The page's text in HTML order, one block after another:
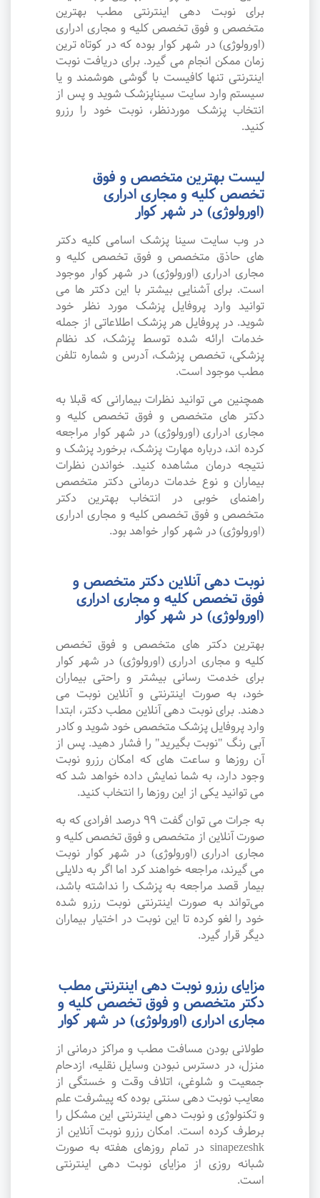
برای نوبت دهی اینترنتی مطب بهترین
متخصص و فوق تخصص کلیه و مجاری ادراری
(اورولوژی) در شهر کوار بوده که در کوتاه ترین
زمان ممکن انجام می گیرد. برای دریافت نوبت
اینترنتی تنها کافیست با گوشی هوشمند و یا
سیستم وارد سایت سیناپزشک شوید و پس از
انتخاب پزشک موردنظر، نوبت خود را رزرو
کنید.
لیست بهترین متخصص و فوق
تخصص کلیه و مجاری ادراری
(اورولوژی) در شهر کوار
در وب سایت سینا پزشک اسامی کلیه دکتر
های حاذق متخصص و فوق تخصص کلیه و
مجاری ادراری (اورولوژی) در شهر کوار موجود
است. برای آشنایی بیشتر با این دکتر ها می
توانید وارد پروفایل پزشک مورد نظر خود
شوید. در پروفایل هر پزشک اطلاعاتی از جمله
خدمات ارائه شده توسط پزشک، کد نظام
پزشکی، تخصص پزشک، آدرس و شماره تلفن
مطب موجود است.
همچنین می توانید نظرات بیمارانی که قبلا به
دکتر های متخصص و فوق تخصص کلیه و
مجاری ادراری (اورولوژی) در شهر کوار مراجعه
کرده اند، درباره مهارت پزشک، برخورد پزشک و
نتیجه درمان مشاهده کنید. خواندن نظرات
بیماران و نوع خدمات درمانی دکتر متخصص
راهنمای خوبی در انتخاب بهترین دکتر
متخصص و فوق تخصص کلیه و مجاری ادراری
(اورولوژی) در شهر کوار خواهد بود.
نوبت دهی آنلاین دکتر متخصص و
فوق تخصص کلیه و مجاری ادراری
(اورولوژی) در شهر کوار
بهترین دکتر های متخصص و فوق تخصص
کلیه و مجاری ادراری (اورولوژی) در شهر کوار
برای خدمت رسانی بیشتر و راحتی بیماران
خود، به صورت اینترنتی و آنلاین نوبت می
دهند. برای نوبت دهی آنلاین مطب دکتر، ابتدا
وارد پروفایل پزشک متخصص خود شوید و کادر
آبی رنگ "نوبت بگیرید" را فشار دهید. پس از
آن روزها و ساعت های که امکان رزرو نوبت
وجود دارد، به شما نمایش داده خواهد شد که
می توانید یکی از این روزها را انتخاب کنید.
به جرات می‌ توان گفت ۹۹ درصد افرادی که به
صورت آنلاین از متخصص و فوق تخصص کلیه و
مجاری ادراری (اورولوژی) در شهر کوار نوبت
می گیرند، مراجعه خواهند کرد اما اگر به دلایلی
بیمار قصد مراجعه به پزشک را نداشته باشد،
می‌تواند به صورت اینترنتی نوبت رزرو شده
خود را لغو کرده تا این نوبت در اختیار بیماران
دیگر قرار گیرد.
مزایای رزرو نوبت دهی اینترنتی مطب
دکتر متخصص و فوق تخصص کلیه و
مجاری ادراری (اورولوژی) در شهر کوار
طولانی بودن مسافت مطب و مراکز درمانی از
منزل، در دسترس نبودن وسایل نقلیه، ازدحام
جمعیت و شلوغی، اتلاف وقت و خستگی از
معایب نوبت دهی سنتی بوده که پیشرفت علم
و تکنولوژی و نوبت دهی اینترنتی این مشکل را
برطرف کرده است. امکان رزرو نوبت آنلاین از
sinapezeshk در تمام روزهای هفته به صورت
شبانه روزی از مزایای نوبت دهی اینترنتی
است.